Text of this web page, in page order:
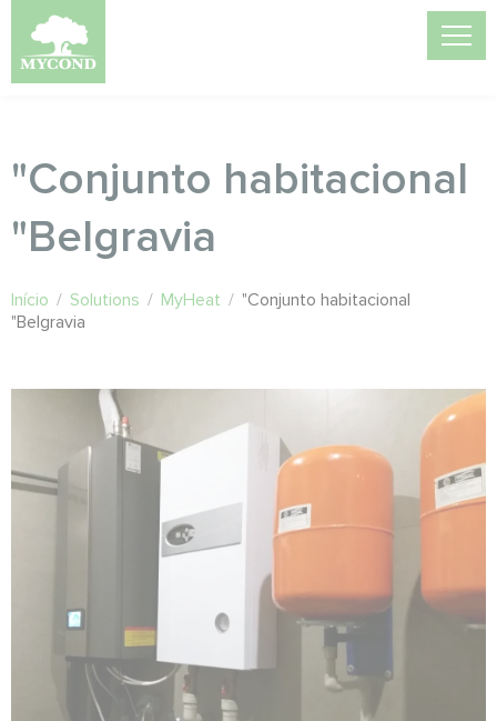
"Conjunto habitacional
"Belgravia
Início / Solutions / MyHeat / "Conjunto habitacional
"Belgravia